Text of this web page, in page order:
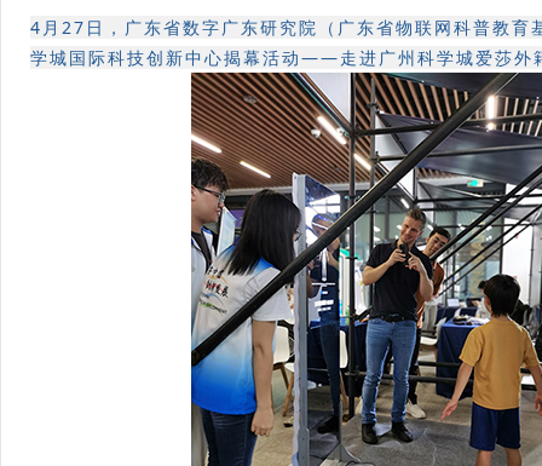
4月27日，广东省数字广东研究院（广东省物联网科普教
学城国际科技创新中心揭幕活动——走进广州科学城爱莎外